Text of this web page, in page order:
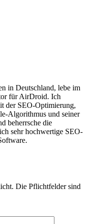
in Deutschland, lebe im
für AirDroid. Ich
der SEO-Optimierung,
Algorithmus und seiner
beherrsche die
sehr hochwertige SEO-
Die Pflichtfelder sind